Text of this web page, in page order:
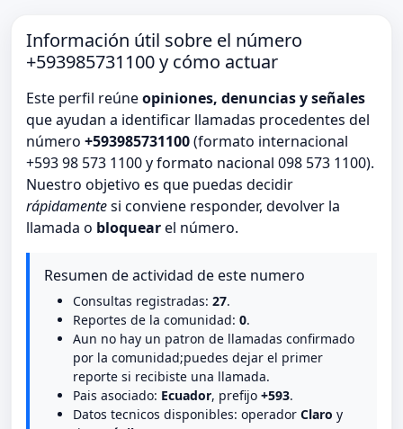
Información útil sobre el número
+593985731100 y cómo actuar
Este perfil reúneopiniones, denuncias y señales
que ayudan a identificar llamadas procedentes del
número +593985731100(formato internacional
+593 98 573 1100 y formato nacional 098 573 1100).
Nuestro objetivo es que puedas decidir
rápidamentesi conviene responder, devolver la
llamada o bloquearel número.
Resumen de actividad de este numero
Consultas registradas: 27.
Reportes de la comunidad: 0.
Aun no hay un patron de llamadas confirmado
por la comunidad;puedes dejar el primer
reporte si recibiste una llamada.
Pais asociado: Ecuador, prefijo +593.
Datos tecnicos disponibles: operador Claro y